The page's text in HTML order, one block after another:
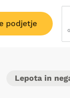
podjetje
Lepota in